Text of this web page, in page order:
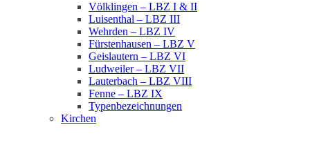
Völklingen – LBZ I & II
Luisenthal – LBZ III
Wehrden – LBZ IV
Fürstenhausen – LBZ V
Geislautern – LBZ VI
Ludweiler – LBZ VII
Lauterbach – LBZ VIII
Fenne – LBZ IX
Typenbezeichnungen
Kirchen